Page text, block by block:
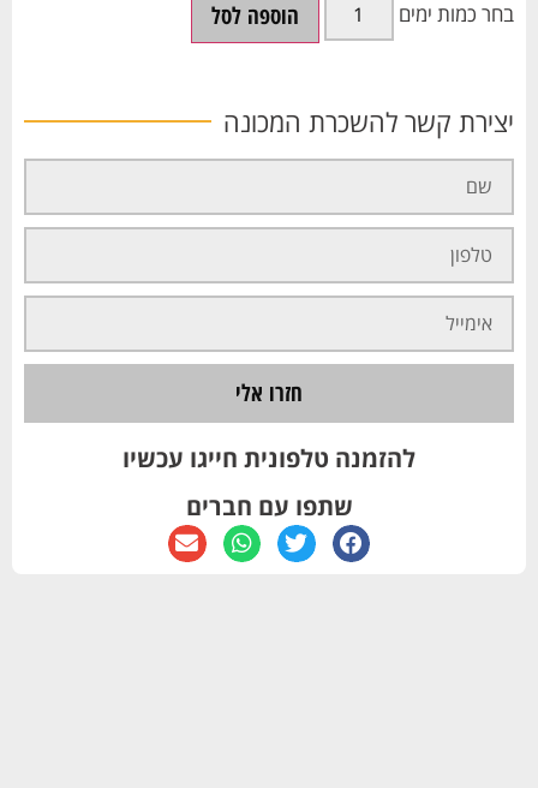
הוספה לסל
יצירת קשר להשכרת המכונה
חזרו אלי
להזמנה טלפונית חייגו עכשיו
שתפו עם חברים